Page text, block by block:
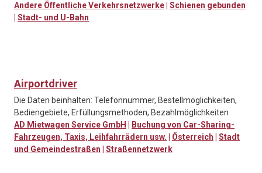
Andere Öffentliche Verkehrsnetzwerke Schienen gebunden
Stadt- und U-Bahn
Airportdriver
Die Daten beinhalten: Telefonnummer, Bestellmöglichkeiten,
Bediengebiete, Erfüllungsmethoden, Bezahlmöglichkeiten
AD Mietwagen Service GmbH
Buchung von Car-Sharing-
Fahrzeugen, Taxis, Leihfahrrädern usw.
Österreich
Stadt
und Gemeindestraßen
Straßennetzwerk